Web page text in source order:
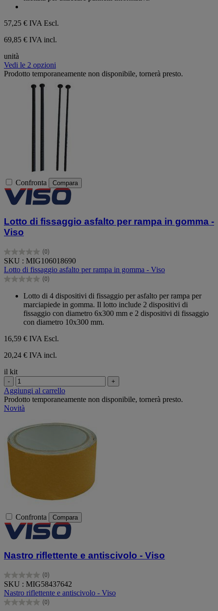
57,25 € IVA Escl.
69,85 € IVA incl.
unità
Vedi le 2 opzioni
Prodotto temporaneamente non disponibile, tornerà presto.
Confronta Compara
Lotto di fissaggio asfalto per rampa in gomma -
Viso
(0)
0.0
su
5
stelle.
SKU : MIG106018690
Lotto di fissaggio asfalto per rampa in gomma - Viso
(0)
0.0
Lotto di 4 dispositivi di fissaggio per asfalto per rampa per
marciapiede in gomma. Il lotto include 2 dispositivi di
fissaggio con diametro 6x300 mm e 2 dispositivi di fissaggio
con diametro 10x300 mm.
16,59 € IVA Escl.
20,24 € IVA incl.
il kit
- +
Aggiungi al carrello
Prodotto temporaneamente non disponibile, tornerà presto.
Novità
Confronta Compara
Nastro riflettente e antiscivolo - Viso
(0)
0.0
su
5
stelle.
SKU : MIG58437642
Nastro riflettente e antiscivolo - Viso
(0)
0.0